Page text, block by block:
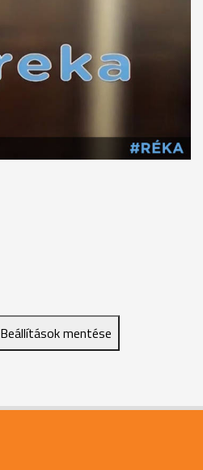
Beállítások mentése